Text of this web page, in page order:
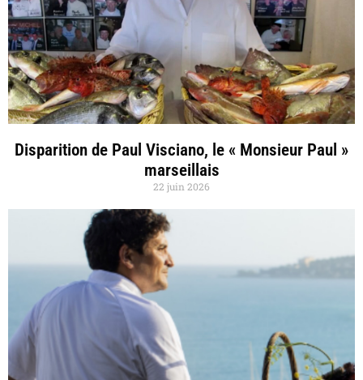
Disparition de Paul Visciano, le « Monsieur Paul »
marseillais
22 juin 2026